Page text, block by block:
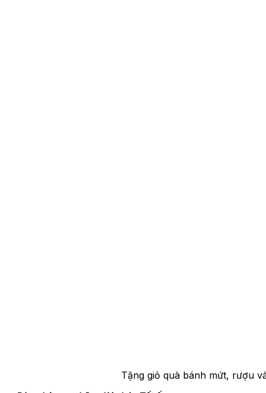
Tặng giỏ quà bánh mứt, rượu